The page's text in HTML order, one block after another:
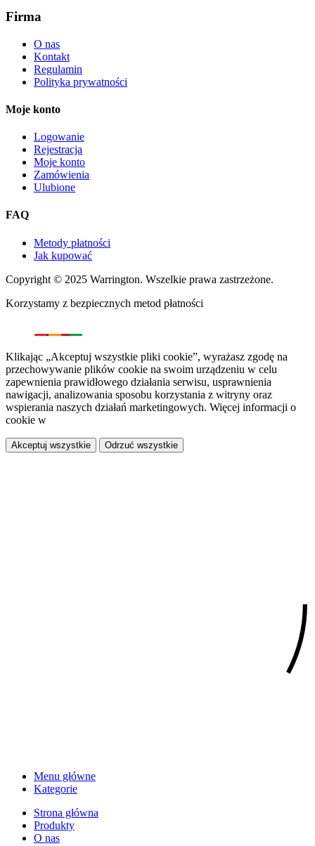
Firma
O nas
Kontakt
Regulamin
Polityka prywatności
Moje konto
Logowanie
Rejestracja
Moje konto
Zamówienia
Ulubione
FAQ
Metody płatności
Jak kupować
Copyright © 2025 Warrington. Wszelkie prawa zastrzeżone.
Korzystamy z bezpiecznych metod płatności
Klikając „Akceptuj wszystkie pliki cookie”, wyrażasz zgodę na
przechowywanie plików cookie na swoim urządzeniu w celu
zapewnienia prawidłowego działania serwisu, usprawnienia
nawigacji, analizowania sposobu korzystania z witryny oraz
wspierania naszych działań marketingowych. Więcej informacji o
cookie w
Akceptuj wszystkie Odrzuć wszystkie
Menu główne
Kategorie
Strona główna
Produkty
O nas